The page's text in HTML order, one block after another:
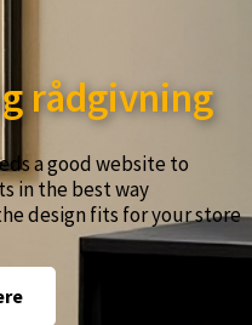
rådgivning​
a good website to
in the best way
design fits for your store